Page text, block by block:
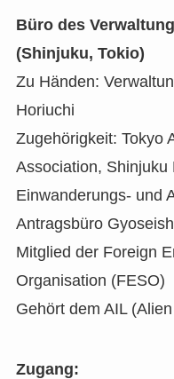
Büro des
(Shinjuku, Tokio)
Zu Händen:
Horiuchi
Zugehörigkeit: Tokyo
Association, Shinjuku
Einwanderungs- und
Antragsbüro
Mitglied der Foreign
Organisation (FESO)
Gehört dem AIL
Zugang: